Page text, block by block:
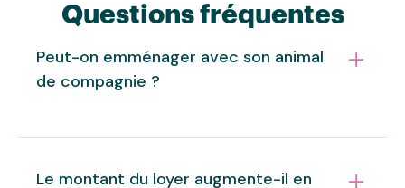
Questions fréquentes
Peut-on emménager avec son animal
de compagnie ?
Le montant du loyer augmente-il en